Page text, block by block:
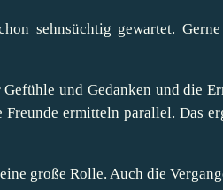
sehnsüchtig gewartet.
und Gedanken und die
ermitteln parallel. Das
große Rolle. Auch die